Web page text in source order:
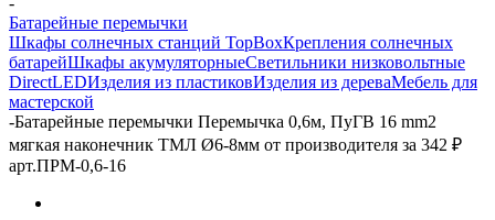
Батарейные перемычки
Шкафы солнечных станций TopBoxКрепления солнечных
батарейШкафы акумуляторныеСветильники низковольтные
DirectLEDИзделия из пластиковИзделия из дереваМебель для
мастерской
-Батарейные перемычки Перемычка 0,6м, ПуГВ 16 mm2
мягкая наконечник ТМЛ Ø6-8мм от производителя за 342 ₽
арт.ПРМ-0,6-16